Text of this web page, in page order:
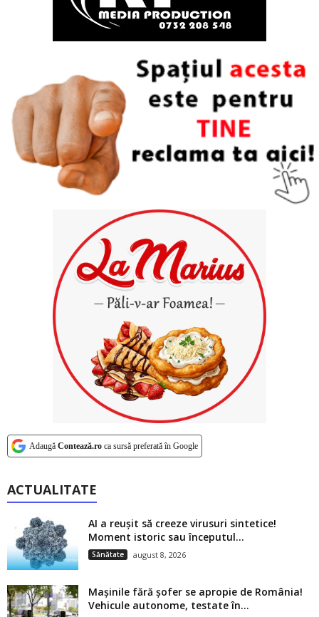
Adaugă Contează.ro ca sursă preferată în Google
ACTUALITATE
AI a reușit să creeze virusuri sintetice!
Moment istoric sau începutul...
Sănătate august 8, 2026
Mașinile fără șofer se apropie de România!
Vehicule autonome, testate în...